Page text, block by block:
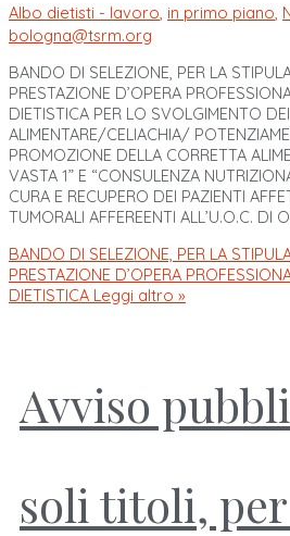
Albo dietisti - lavoro in primo piano
bologna@tsrm.org
BANDO DI SELEZIONE, PER LA
PRESTAZIONE D’OPERA
DIETISTICA PER LO SVOLGIMENTO
ALIMENTARE/CELIACHIA/
PROMOZIONE DELLA CORRETTA
VASTA 1” E “CONSULENZA
CURA E RECUPERO DEI PAZIENTI
TUMORALI AFFEREENTI ALL’U.O.C. DI
BANDO DI SELEZIONE, PER LA
PRESTAZIONE D’OPERA
DIETISTICA Leggi altro »
Avviso
soli titoli,